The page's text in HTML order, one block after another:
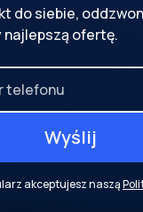
do siebie,
ofertę.
akceptujesz naszą